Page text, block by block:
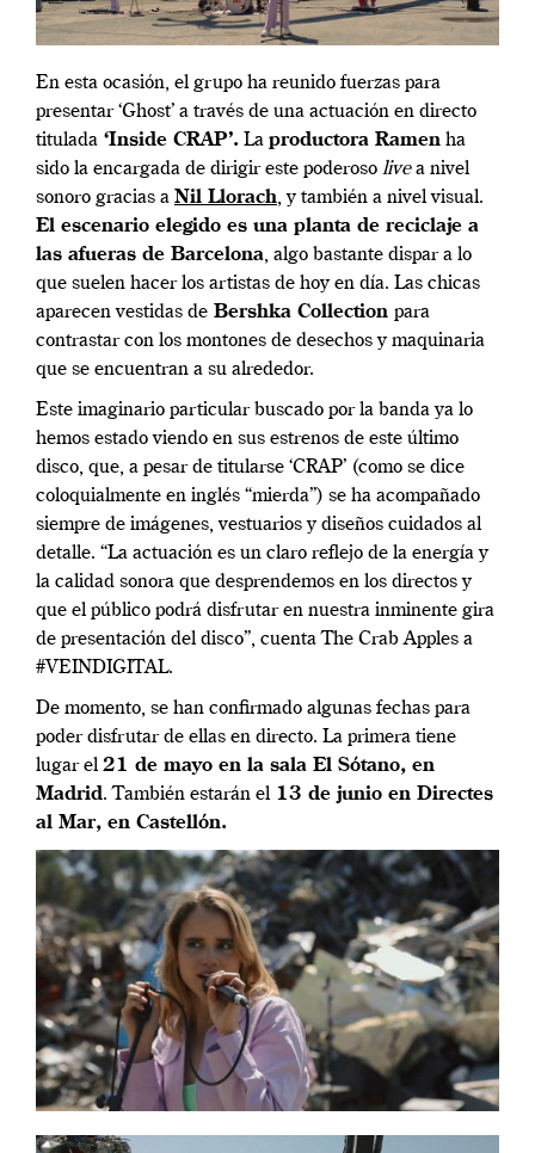
En esta ocasión, el grupo ha reunido fuerzas para
presentar ‘Ghost’ a través de una actuación en directo
titulada ‘Inside CRAP’. La productora Ramen ha
sido la encargada de dirigir este poderoso livea nivel
sonoro gracias a Nil Llorach, y también a nivel visual.
El escenario elegido es una planta de reciclaje a
las afueras de Barcelona, algo bastante dispar a lo
que suelen hacer los artistas de hoy en día. Las chicas
aparecen vestidas de Bershka Collection para
contrastar con los montones de desechos y maquinaria
que se encuentran a su alrededor.
Este imaginario particular buscado por la banda ya lo
hemos estado viendo en sus estrenos de este último
disco, que, a pesar de titularse ‘CRAP’ (como se dice
coloquialmente en inglés “mierda”) se ha acompañado
siempre de imágenes, vestuarios y diseños cuidados al
detalle. “La actuación es un claro reflejo de la energía y
la calidad sonora que desprendemos en los directos y
que el público podrá disfrutar en nuestra inminente gira
de presentación del disco”, cuenta The Crab Apples a
#VEINDIGITAL.
De momento, se han confirmado algunas fechas para
poder disfrutar de ellas en directo. La primera tiene
lugar el 21 de mayo en la sala El Sótano, en
Madrid. También estarán el 13 de junio en Directes
al Mar, en Castellón.